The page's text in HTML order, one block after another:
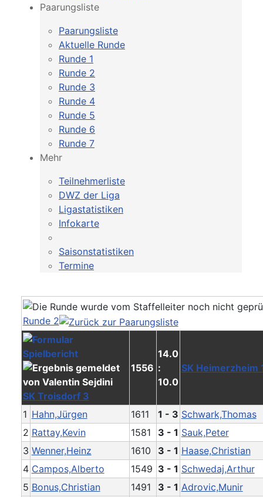
Paarungsliste
Paarungsliste
Aktuelle Runde
Runde 1
Runde 2
Runde 3
Runde 4
Runde 5
Runde 6
Runde 7
Mehr
Teilnehmerliste
DWZ der Liga
Ligastatistiken
Infokarte
Saisonstatistiken
Termine
Runde 2
SK Troisdorf 3
1556
14.0
:
10.0
SK Heimerzheim
1 Hahn,Jürgen 1611 1 - 3 Schwark,Thomas
2 Rattay,Kevin 1581 3 - 1 Sauk,Peter
3 Wenner,Heinz 1610 3 - 1 Haase,Christian
4 Campos,Alberto 1549 3 - 1 Schwedaj,Arthur
5 Bonus,Christian 1491 3 - 1 Adrovic,Munir